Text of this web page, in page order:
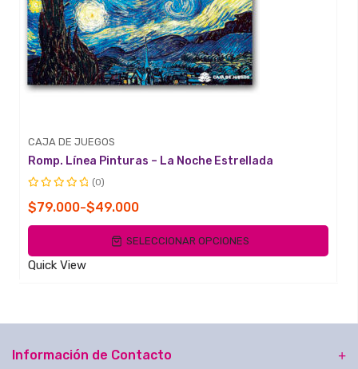
CAJA DE JUEGOS
Romp. Línea Pinturas – La Noche Estrellada
con
0
5
(0)
$49.000
-
$79.000
Rango
de
desde
$79.000
SELECCIONAR OPCIONES
Quick View
Información de Contacto